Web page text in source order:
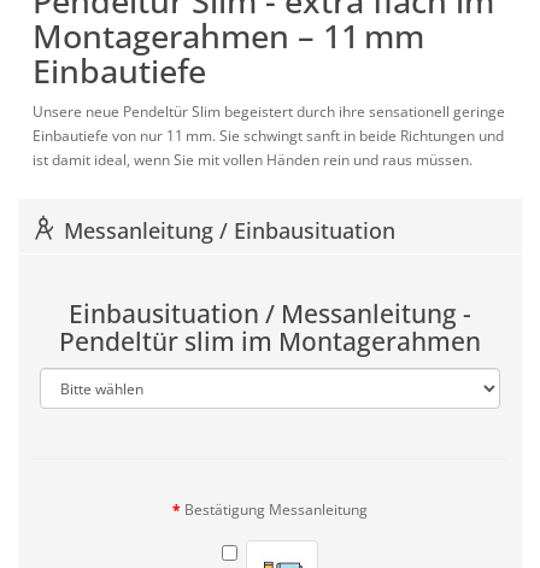
Montagerahmen – 11 mm
Einbautiefe
Unsere neue Pendeltür Slim begeistert durch ihre sensationell geringe
Einbautiefe von nur 11 mm. Sie schwingt sanft in beide Richtungen und
ist damit ideal, wenn Sie mit vollen Händen rein und raus müssen.
Messanleitung / Einbausituation
Einbausituation / Messanleitung -
Pendeltür slim im Montagerahmen
Bestätigung Messanleitung